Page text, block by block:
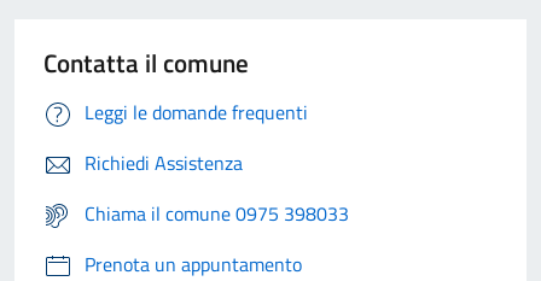
Contatta il comune
Leggi le domande frequenti
Richiedi Assistenza
Chiama il comune 0975 398033
Prenota un appuntamento